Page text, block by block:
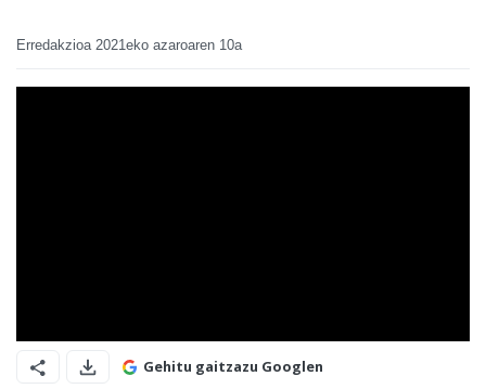
Erredakzioa 2021eko azaroaren 10a
Gehitu gaitzazu Googlen